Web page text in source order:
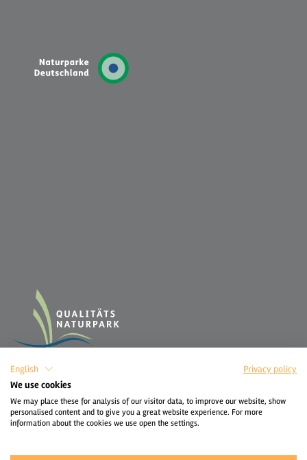
English
Privacy policy
We use cookies
We may place these for analysis of our visitor data, to improve our website, show
personalised content and to give you a great website experience. For more
information about the cookies we use open the settings.